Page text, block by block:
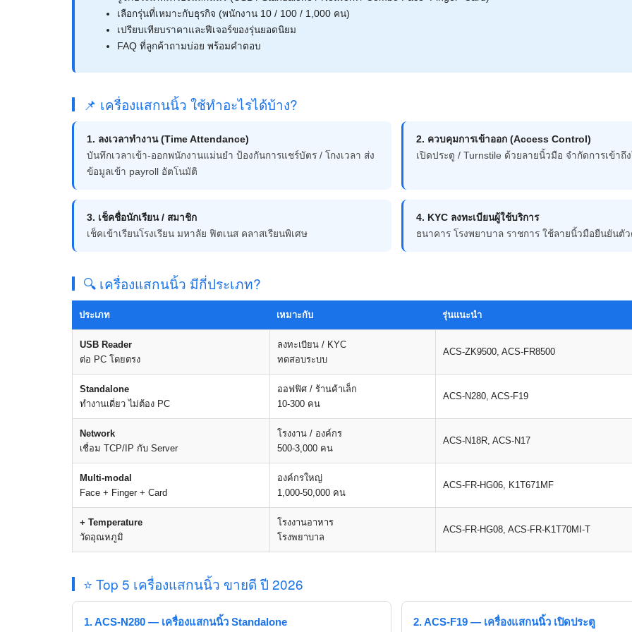
เลือกรุ่นที่เหมาะกับธุรกิจ (พนักงาน 10 / 100 / 1,000 คน)
เปรียบเทียบราคาและฟีเจอร์ของรุ่นยอดนิยม
FAQ ที่ลูกค้าถามบ่อย พร้อมคำตอบ
📌 เครื่องแสกนนิ้ว ใช้ทำอะไรได้บ้าง?
1. ลงเวลาทำงาน (Time Attendance)
บันทึกเวลาเข้า-ออกพนักงานแม่นยำ ป้องกันการแชร์บัตร / โกงเวลา ส่ง
ข้อมูลเข้า payroll อัตโนมัติ
2. ควบคุมการเข้าออก (Access Control)
เปิดประตู / Turnstile ด้วยลายนิ้วมือ จำกัดการเข้าถึ
3. เช็คชื่อนักเรียน / สมาชิก
เช็คเข้าเรียนโรงเรียน มหาลัย ฟิตเนส คลาสเรียนพิเศษ
4. KYC ลงทะเบียนผู้ใช้บริการ
ธนาคาร โรงพยาบาล ราชการ ใช้ลายนิ้วมือยืนยันตั
🔍 เครื่องแสกนนิ้ว มีกี่ประเภท?
ประเภท เหมาะกับ รุ่นแนะนำ
USB Reader
ต่อ PC โดยตรง
ลงทะเบียน / KYC
ทดสอบระบบ
ACS-ZK9500, ACS-FR8500
Standalone
ทำงานเดี่ยว ไม่ต้อง PC
ออฟฟิศ / ร้านค้าเล็ก
10-300 คน
ACS-N280, ACS-F19
Network
เชื่อม TCP/IP กับ Server
โรงงาน / องค์กร
500-3,000 คน
ACS-N18R, ACS-N17
Multi-modal
Face + Finger + Card
องค์กรใหญ่
1,000-50,000 คน
ACS-FR-HG06, K1T671MF
+ Temperature
วัดอุณหภูมิ
โรงงานอาหาร
โรงพยาบาล
ACS-FR-HG08, ACS-FR-K1T70MI-T
⭐ Top 5 เครื่องแสกนนิ้ว ขายดี ปี 2026
1. ACS-N280 — เครื่องแสกนนิ้ว Standalone 2. ACS-F19 — เครื่องแสกนนิ้ว เปิดประตู